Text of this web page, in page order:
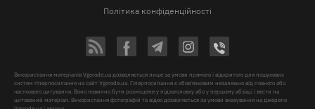
Політика конфіденційності
Використання матеріалів Vgorode.ua дозволяється лише за умови прямого і відкритого для пошукових
систем гіперпосилання на сайт Vgorode.ua. Гіперпосилання є обов'язковим незалежно від повного або
часткового цитування. Воно повинно бути розміщене у підзаголовку або у першому абзаці і вести на
цитований матеріал. Використання фотографій та відео дозволяється за умови вказування на джерело